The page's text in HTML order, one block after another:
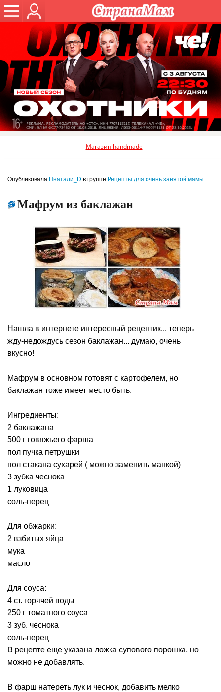
Магазин handmade
Опубликовала Ннатали_D в группе Рецепты для очень занятой мамы
Мафрум из баклажан
Нашла в интернете интересный рецептик... теперь
жду-недождусь сезон баклажан... думаю, очень
вкусно!
Мафрум в основном готовят с картофелем, но
баклажан тоже имеет место быть.
Ингредиенты:
2 баклажана
500 г говяжьего фарша
пол пучка петрушки
пол стакана сухарей ( можно заменить манкой)
3 зубка чеснока
1 луковица
соль-перец
Для обжарки:
2 взбитых яйца
мука
масло
Для соуса:
4 ст. горячей воды
250 г томатного соуса
3 зуб. чеснока
соль-перец
В рецепте еще указана ложка супового порошка, но
можно не добавлять.
В фарш натереть лук и чеснок, добавить мелко